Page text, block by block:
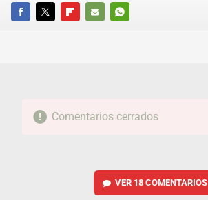
FACEBOOKTWITTERFLIPBOARD
E-
WHATSAPP
Comentarios cerrados
VER 18 COMENTARIOS